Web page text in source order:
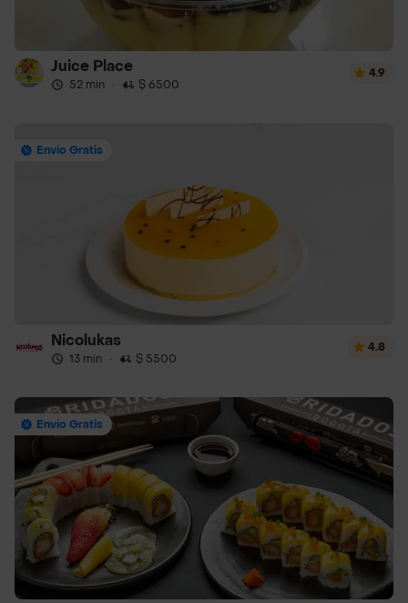
Juice Place
52 min · $ 6500
4.9
Envío Gratis
Nicolukas
13 min · $ 5500
4.8
Envío Gratis